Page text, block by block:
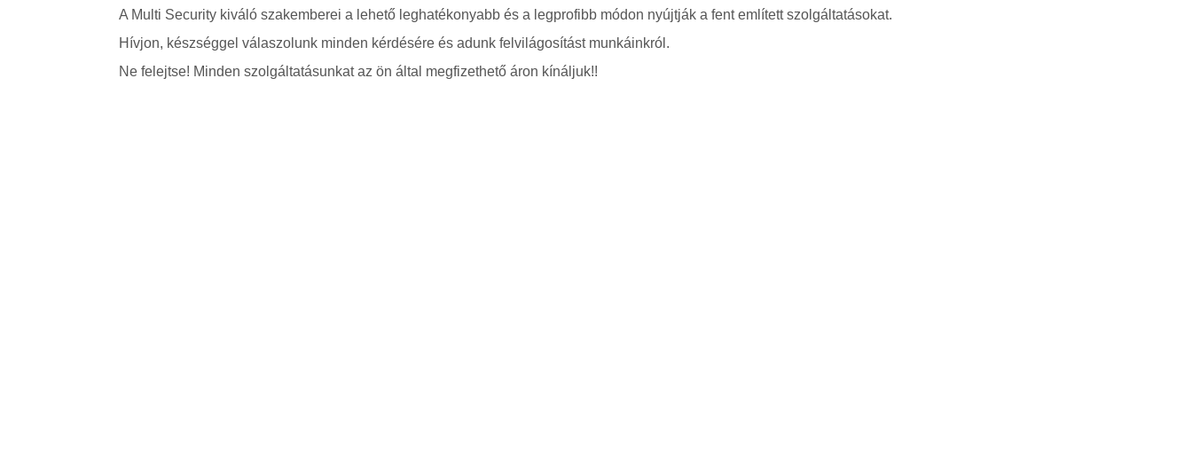
A Multi Security kiváló szakemberei a lehető leghatékonyabb és a legprofibb módon nyújtják a fent említett szolgáltatásokat.
Hívjon, készséggel válaszolunk minden kérdésére és adunk felvilágosítást munkáinkról.
Ne felejtse! Minden szolgáltatásunkat az ön által megfizethető áron kínáljuk!!